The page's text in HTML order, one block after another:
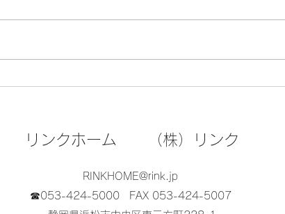
上棟式の重要性と流れ
リンクホーム （株）リンク
RINKHOME@rink.jp
☎053-424-5000
FAX 053-424-5007